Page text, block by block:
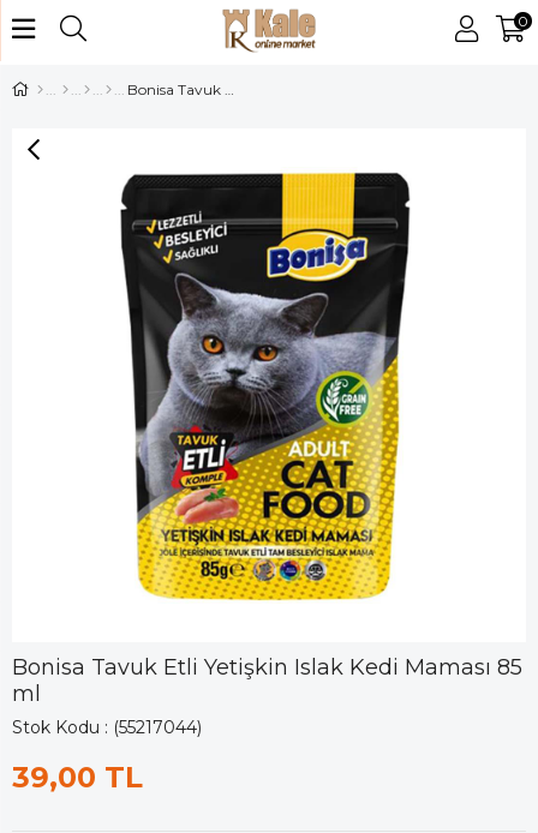
0
Bonisa Tavuk Etli Yetişkin Islak Kedi Maması 85 ml
Bonisa Tavuk Etli Yetişkin Islak Kedi Maması 85
ml
Stok Kodu (55217044)
39,00 TL